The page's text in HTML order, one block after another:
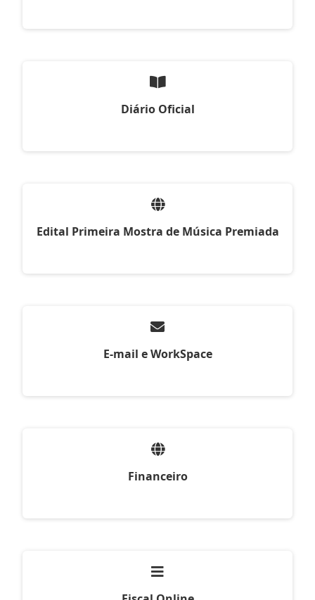
Diário Oficial
Edital Primeira Mostra de Música Premiada
E-mail e WorkSpace
Financeiro